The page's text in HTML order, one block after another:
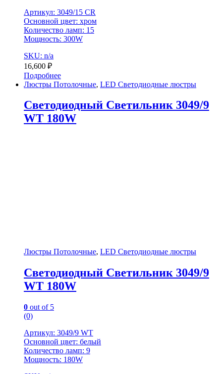
Артикул: 3049/15 CR
Основной цвет: хром
Количество ламп: 15
Мощность: 300W
SKU: n/a
16,600 ₽
Подробнее
Люстры Потолочные, LED Светодиодные люстры
Светодиодный Светильник 3049/9
WT 180W
Люстры Потолочные, LED Светодиодные люстры
Светодиодный Светильник 3049/9
WT 180W
0 out of 5
(0)
Артикул: 3049/9 WT
Основной цвет: белый
Количество ламп: 9
Мощность: 180W